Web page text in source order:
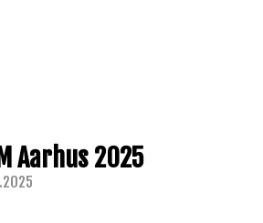
Aarhus 2025